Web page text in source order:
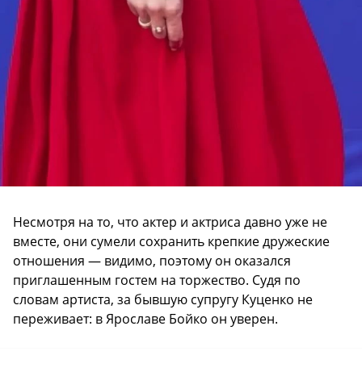
Несмотря на то, что актер и актриса давно уже не
вместе, они сумели сохранить крепкие дружеские
отношения — видимо, поэтому он оказался
приглашенным гостем на торжество. Судя по
словам артиста, за бывшую супругу Куценко не
переживает: в Ярославе Бойко он уверен.